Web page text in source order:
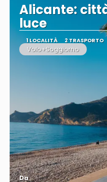
Alicante:
luce
1 LOCALITÀ 2 TRASPORTO
Volo+Soggiorno
Da